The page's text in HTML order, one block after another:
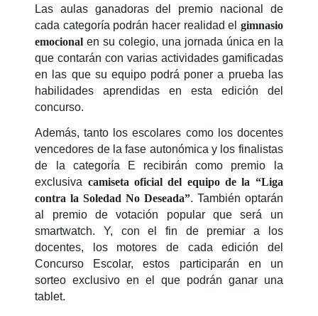
Las aulas ganadoras del premio nacional de
cada categoría podrán hacer realidad el gimnasio
emocional en su colegio, una jornada única en la
que contarán con varias actividades gamificadas
en las que su equipo podrá poner a prueba las
habilidades aprendidas en esta edición del
concurso.
Además, tanto los escolares como los docentes
vencedores de la fase autonómica y los finalistas
de la categoría E recibirán como premio la
exclusiva camiseta oficial del equipo de la “Liga
contra la Soledad No Deseada”. También optarán
al premio de votación popular que será un
smartwatch. Y, con el fin de premiar a los
docentes, los motores de cada edición del
Concurso Escolar, estos participarán en un
sorteo exclusivo en el que podrán ganar una
tablet.